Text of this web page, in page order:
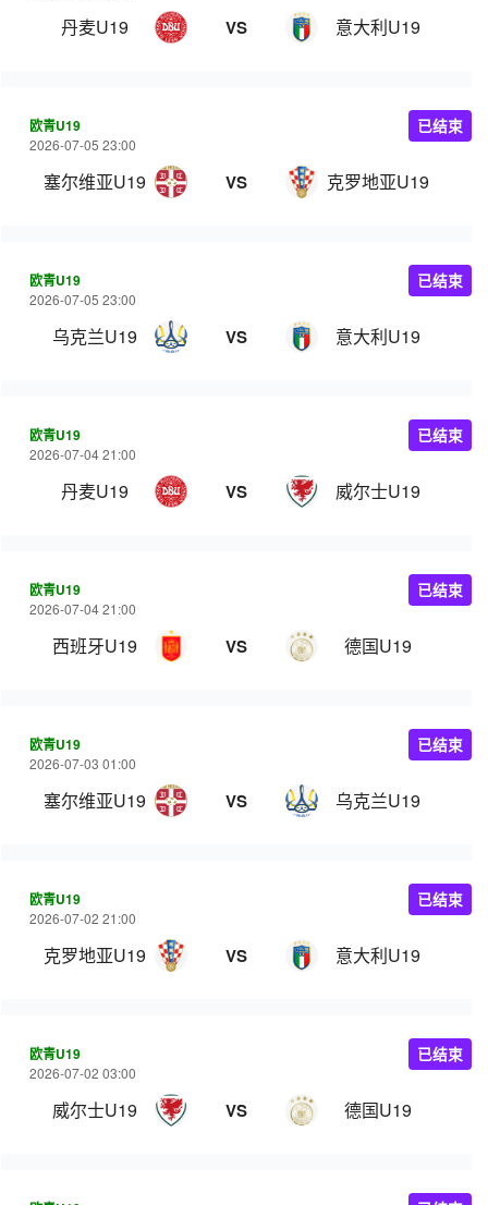
丹麦U19 VS 意大利U19
欧青U19
2026-07-05 23:00
塞尔维亚U19 VS 克罗地亚U19
已结束
欧青U19
2026-07-05 23:00
乌克兰U19 VS 意大利U19
已结束
欧青U19
2026-07-04 21:00
丹麦U19 VS 威尔士U19
已结束
欧青U19
2026-07-04 21:00
西班牙U19 VS 德国U19
已结束
欧青U19
2026-07-03 01:00
塞尔维亚U19 VS 乌克兰U19
已结束
欧青U19
2026-07-02 21:00
克罗地亚U19 VS 意大利U19
已结束
欧青U19
2026-07-02 03:00
威尔士U19 VS 德国U19
已结束